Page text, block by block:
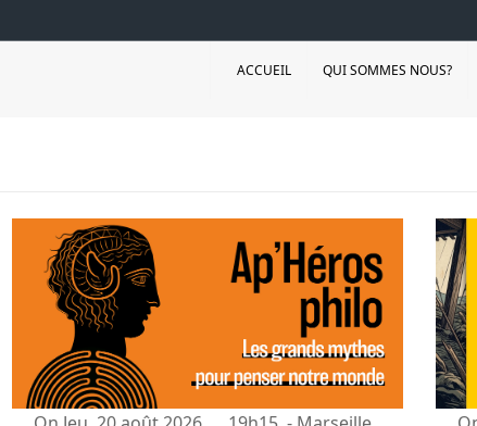
ACCUEIL QUI SOMMES NOUS?